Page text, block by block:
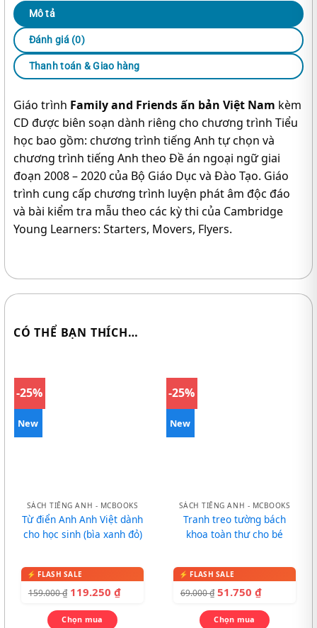
Mô tả
Đánh giá (0)
Thanh toán & Giao hàng
Giáo trình Family and Friends ấn bản Việt Nam kèm
CD được biên soạn dành riêng cho chương trình Tiểu
học bao gồm: chương trình tiếng Anh tự chọn và
chương trình tiếng Anh theo Đề án ngoại ngữ giai
đoạn 2008 – 2020 của Bộ Giáo Dục và Đào Tạo. Giáo
trình cung cấp chương trình luyện phát âm độc đáo
và bài kiểm tra mẫu theo các kỳ thi của Cambridge
Young Learners: Starters, Movers, Flyers.
CÓ THỂ BẠN THÍCH…
-25%
New
SÁCH TIẾNG ANH - MCBOOKS
Từ điển Anh Anh Việt dành
cho học sinh (bìa xanh đỏ)
159.000₫ 119.250 ₫
Chọn mua
-25%
New
SÁCH TIẾNG ANH - MCBOOKS
Tranh treo tường bách
khoa toàn thư cho bé
69.000₫ 51.750 ₫
Chọn mua